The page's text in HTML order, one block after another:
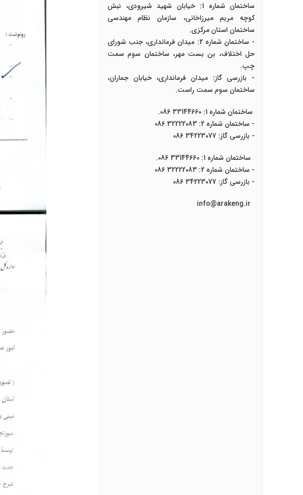
ساختمان شماره 1: خیابان شهید شیرودی، نبش
کوچه مریم میرزاخانی، سازمان نظام مهندسی
ساختمان استان مرکزی.
- ساختمان شماره 2: میدان فرمانداری، جنب شورای
حل اختلاف، بن بست مهر، ساختمان سوم سمت
چپ.
- بازرسی گاز: میدان فرمانداری، خیابان جماران،
ساختمان سوم سمت راست.
ساختمان شماره 1: 33144660 086.
- ساختمان شماره 2: 32222083 086
- بازرسی گاز: 34223077 086
ساختمان شماره 1: 33144660 086.
- ساختمان شماره 2: 32222083 086
- بازرسی گاز: 34223077 086